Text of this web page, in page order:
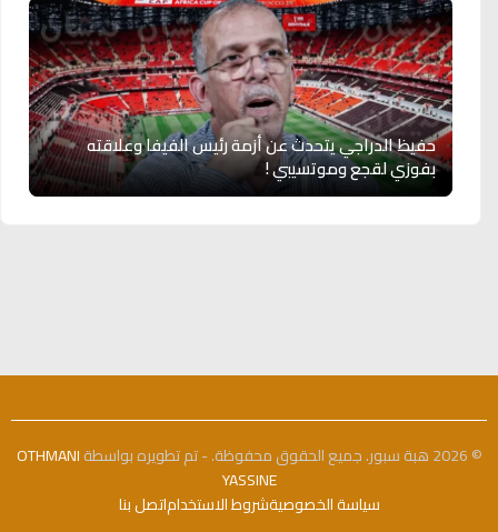
حفيظ الدراجي يتحدث عن أزمة رئيس الفيفا وعلاقته
بفوزي لقجع وموتسيبي !
© 2026 هبة سبور. جميع الحقوق محفوظة. - تم تطويره بواسطة
OTHMANI
YASSINE
سياسة الخصوصيةشروط الاستخداماتصل بنا